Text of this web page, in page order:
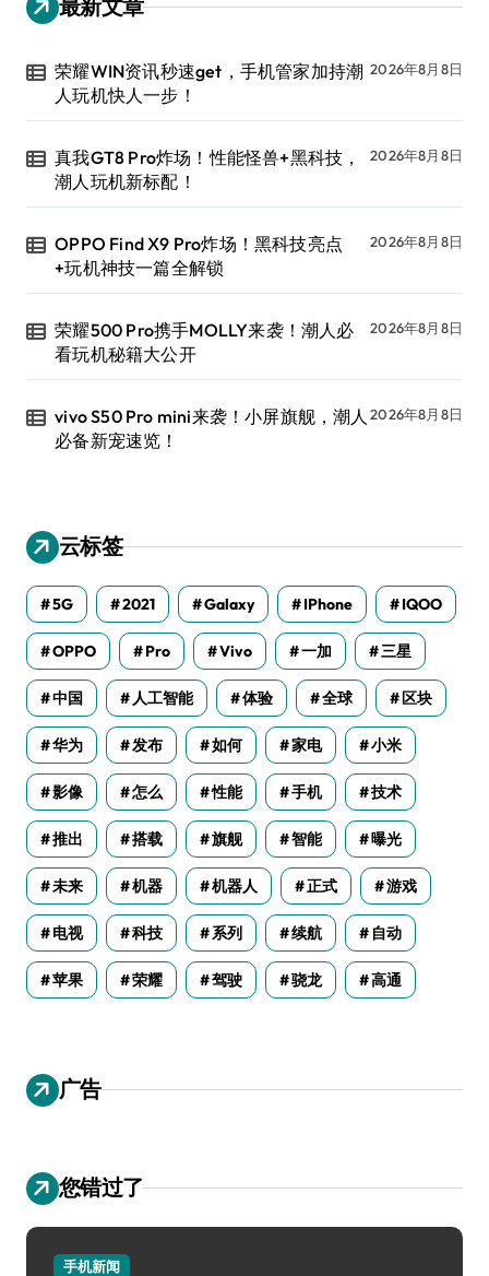
最新文章
荣耀WIN资讯秒速get，手机管家加持潮
人玩机快人一步！
2026年8月8日
真我GT8 Pro炸场！性能怪兽+黑科技，
潮人玩机新标配！
2026年8月8日
OPPO Find X9 Pro炸场！黑科技亮点
+玩机神技一篇全解锁
2026年8月8日
荣耀500 Pro携手MOLLY来袭！潮人必
看玩机秘籍大公开
2026年8月8日
vivo S50 Pro mini来袭！小屏旗舰，潮人
必备新宠速览！
2026年8月8日
云标签
5G 2021 Galaxy IPhone IQOO
OPPO Pro Vivo 一加 三星
中国 人工智能 体验 全球 区块
华为 发布 如何 家电 小米
影像 怎么 性能 手机 技术
推出 搭载 旗舰 智能 曝光
未来 机器 机器人 正式 游戏
电视 科技 系列 续航 自动
苹果 荣耀 驾驶 骁龙 高通
广告
您错过了
手机新闻